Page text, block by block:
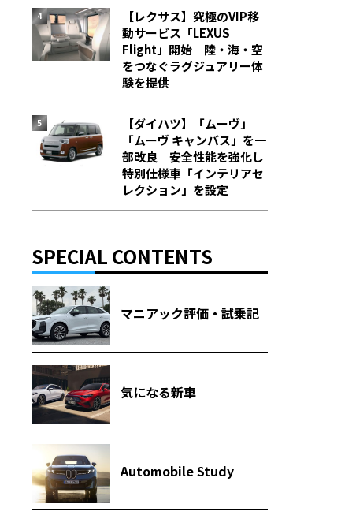
【レクサス】究極のVIP移
動サービス「LEXUS
Flight」開始 陸・海・空
をつなぐラグジュアリー体
験を提供
【ダイハツ】「ムーヴ」
「ムーヴ キャンバス」を一
部改良 安全性能を強化し
特別仕様車「インテリアセ
レクション」を設定
SPECIAL CONTENTS
マニアック評価・試乗記
気になる新車
Automobile Study